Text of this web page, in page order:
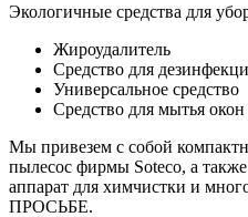
Экологичные средства для
Жироудалитель
Средство для
Универсальное средство
Средство для мытья окон
Мы привезем с собой
пылесос фирмы Soteco, а
аппарат для химчистки и
ПРОСЬБЕ.